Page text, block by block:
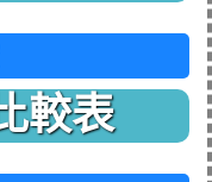
較表